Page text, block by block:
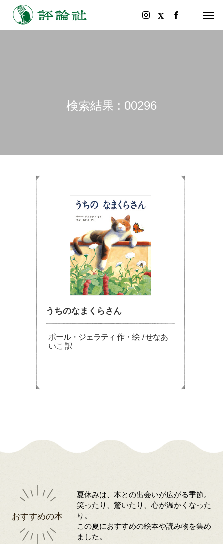
検索結果 : 00296
うちのなまくらさん
ポール・ジェラティ 作・絵 / せなあ
いこ 訳
おすすめの本
夏休みは、本との出会いが広がる季節。
笑ったり、驚いたり、心が温かくなった
り。
この夏におすすめの絵本や読み物を集め
ました。